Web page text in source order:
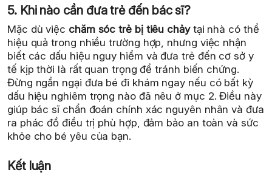
5. Khi nào cần đưa trẻ đến bác sĩ?
Mặc dù việc chăm sóc trẻ bị tiêu chảytại nhà có thể
hiệu quả trong nhiều trường hợp, nhưng việc nhận
biết các dấu hiệu nguy hiểm và đưa trẻ đến cơ sở y
tế kịp thời là rất quan trọng để tránh biến chứng.
Đừng ngần ngại đưa bé đi khám ngay nếu có bất kỳ
dấu hiệu nghiêm trọng nào đã nêu ở mục 2. Điều này
giúp bác sĩ chẩn đoán chính xác nguyên nhân và đưa
ra phác đồ điều trị phù hợp, đảm bảo an toàn và sức
khỏe cho bé yêu của bạn.
Kết luận